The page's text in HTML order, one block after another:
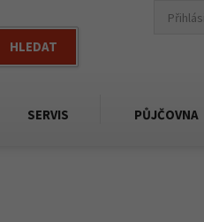
HLEDAT
SERVIS PŮJČOVNA